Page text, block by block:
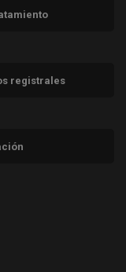
registrales